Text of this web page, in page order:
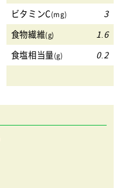
ビタミンC(mg)
3
食物繊維(g)
1.6
食塩相当量(g)
0.2